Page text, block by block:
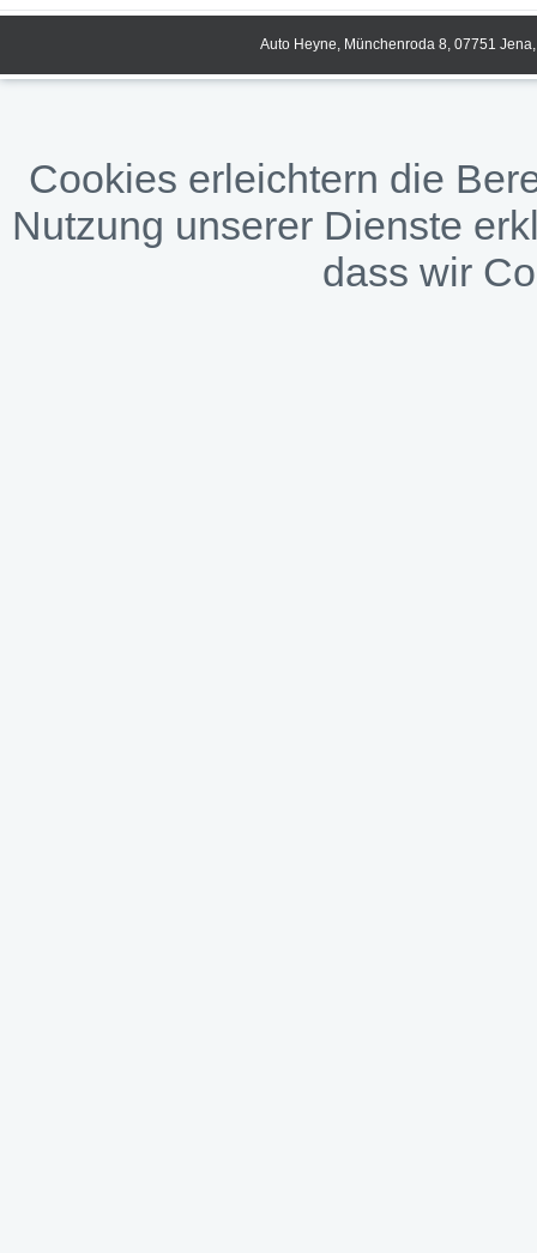
Auto Heyne, Münchenroda 8, 07751
Cookies erleichtern die
Nutzung unserer Dienste
dass wir